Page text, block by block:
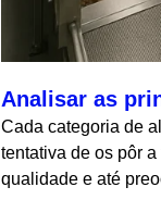
Analisar as
Cada categoria de
tentativa de os pôr
qualidade e até